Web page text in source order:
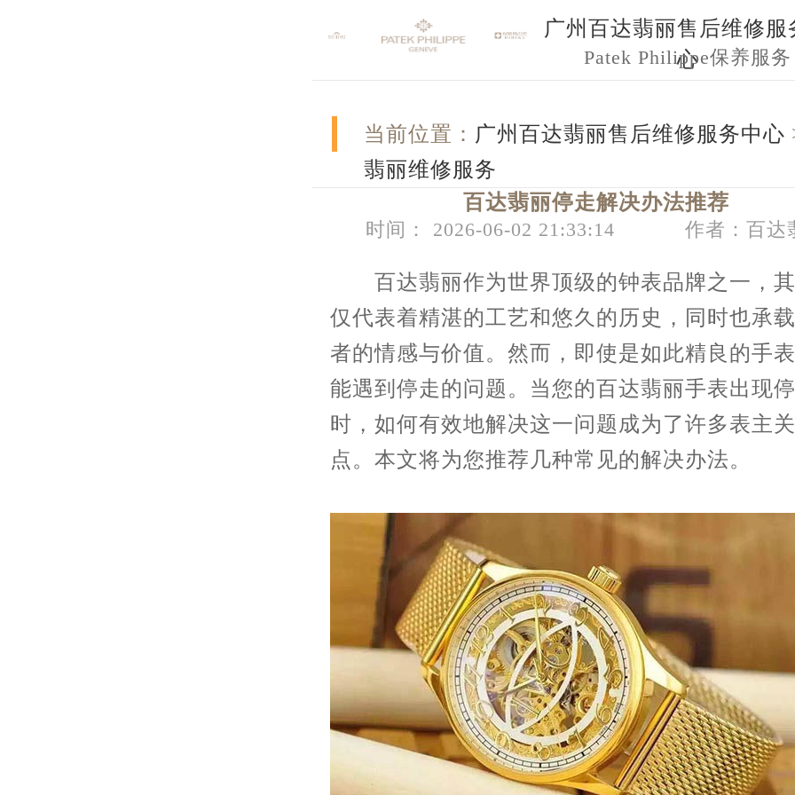
广州百达翡丽售后维修服
心
Patek Philippe保养服务
当前位置： 广州百达翡丽售后维修服务中心
翡丽维修服务
百达翡丽停走解决办法推荐
时间： 2026-06-02 21:33:14 作者：百达
百达翡丽作为世界顶级的钟表品牌之一，
仅代表着精湛的工艺和悠久的历史，同时也承
者的情感与价值。然而，即使是如此精良的手
能遇到停走的问题。当您的百达翡丽手表出现
时，如何有效地解决这一问题成为了许多表主
点。本文将为您推荐几种常见的解决办法。